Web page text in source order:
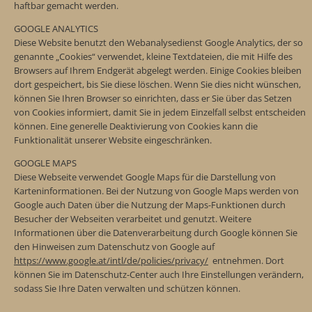
haftbar gemacht werden.
GOOGLE ANALYTICS
Diese Website benutzt den Webanalysedienst Google Analytics, der so
genannte „Cookies“ verwendet, kleine Textdateien, die mit Hilfe des
Browsers auf Ihrem Endgerät abgelegt werden. Einige Cookies bleiben
dort gespeichert, bis Sie diese löschen. Wenn Sie dies nicht wünschen,
können Sie Ihren Browser so einrichten, dass er Sie über das Setzen
von Cookies informiert, damit Sie in jedem Einzelfall selbst entscheiden
können. Eine generelle Deaktivierung von Cookies kann die
Funktionalität unserer Website eingeschränken.
GOOGLE MAPS
Diese Webseite verwendet Google Maps für die Darstellung von
Karteninformationen. Bei der Nutzung von Google Maps werden von
Google auch Daten über die Nutzung der Maps-Funktionen durch
Besucher der Webseiten verarbeitet und genutzt. Weitere
Informationen über die Datenverarbeitung durch Google können Sie
den Hinweisen zum Datenschutz von Google auf
https://www.google.at/intl/de/policies/privacy/ entnehmen. Dort
können Sie im Datenschutz-Center auch Ihre Einstellungen verändern,
sodass Sie Ihre Daten verwalten und schützen können.